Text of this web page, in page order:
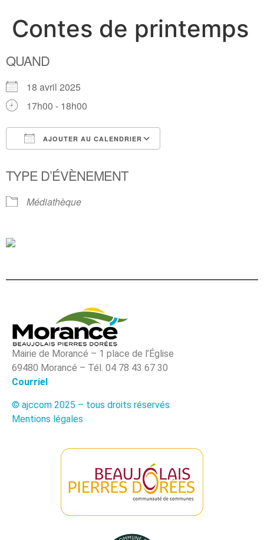
Contes de printemps
QUAND
18 avril 2025
17h00 - 18h00
AJOUTER AU CALENDRIER
TYPE D’ÉVÈNEMENT
Médiathèque
Mairie de Morancé – 1 place de l’Église
69480 Morancé – Tél. 04 78 43 67 30
Courriel
© ajccom 2025 – tous droits réservés
Mentions légales